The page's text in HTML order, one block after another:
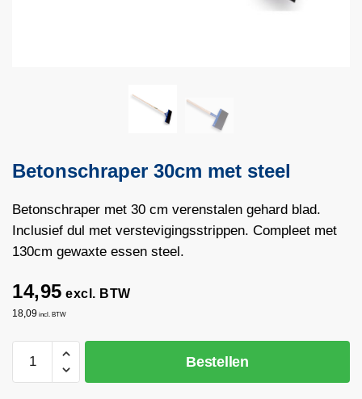
Betonschraper 30cm met steel
Betonschraper met 30 cm verenstalen gehard blad.
Inclusief dul met verstevigingsstrippen. Compleet met
130cm gewaxte essen steel.
14,95 excl. BTW
18,09 incl. BTW
Betonschraper
30cm
Bestellen